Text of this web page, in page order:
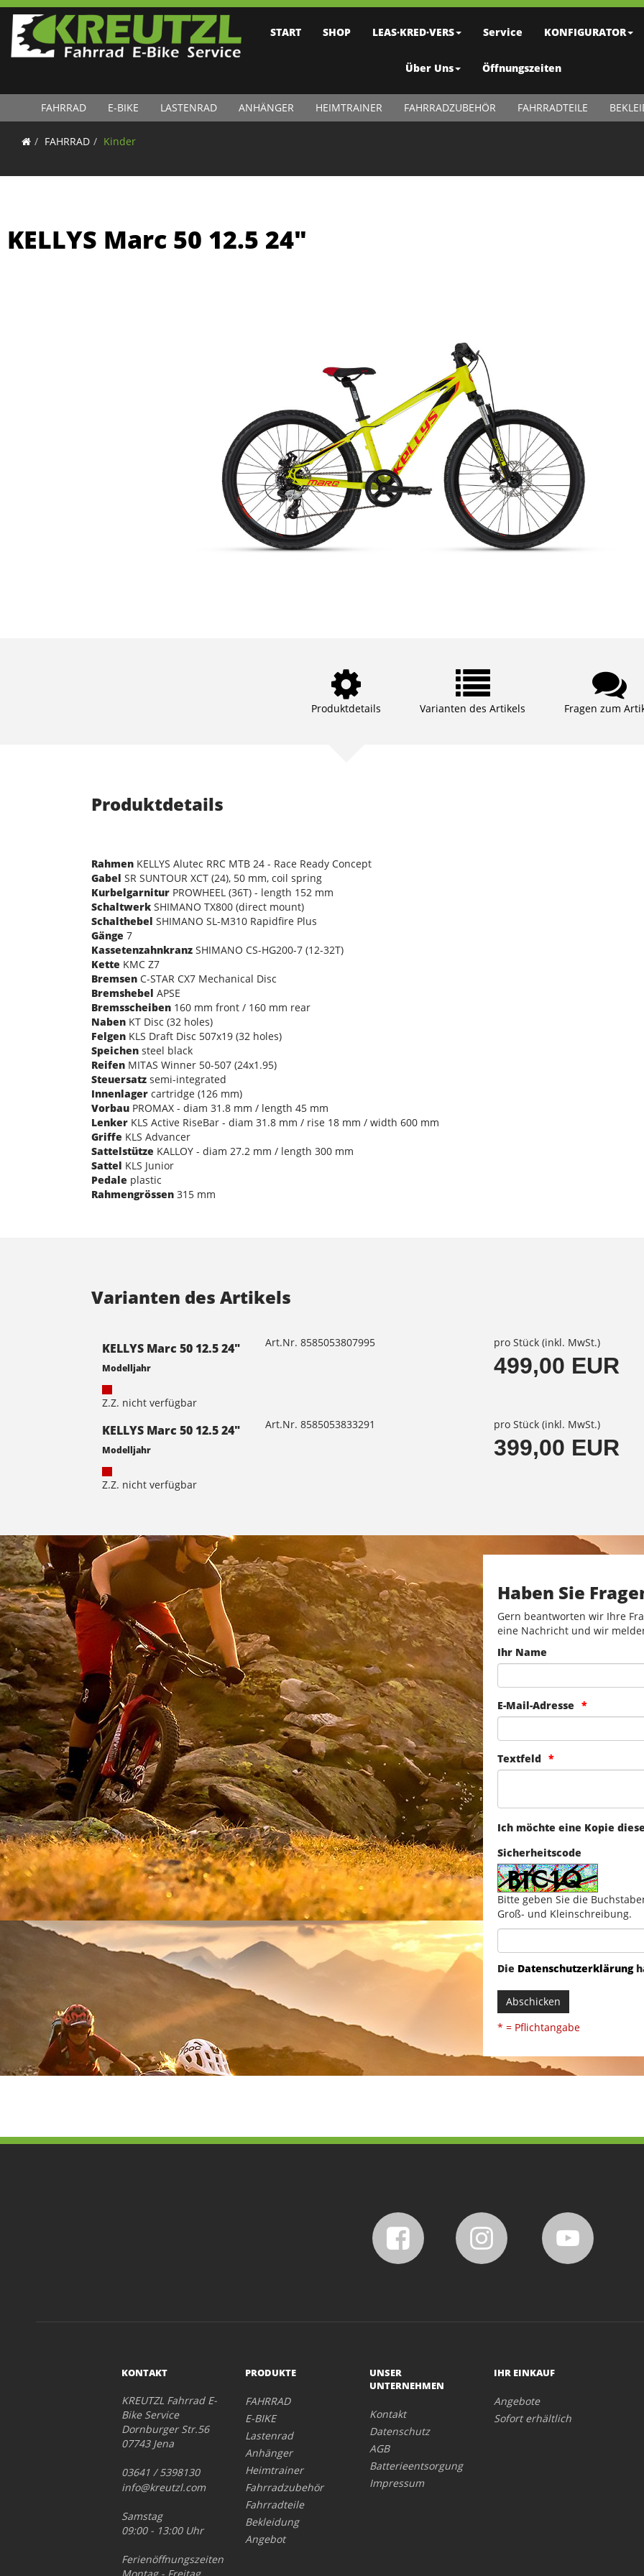
START SHOP LEAS·KRED·VERS Service KONFIGURATOR
Über Uns Öffnungszeiten
FAHRRAD E-BIKE LASTENRAD ANHÄNGER HEIMTRAINER FAHRRADZUBEHÖR FAHRRADTEILE
FAHRRAD Kinder
KELLYS Marc 50 12.5 24"
Produktdetails Varianten des Artikels Fragen zum
Produktdetails
Rahmen KELLYS Alutec RRC MTB 24 - Race Ready Concept
Gabel SR SUNTOUR XCT (24), 50 mm, coil spring
Kurbelgarnitur PROWHEEL (36T) - length 152 mm
Schaltwerk SHIMANO TX800 (direct mount)
Schalthebel SHIMANO SL-M310 Rapidfire Plus
Gänge 7
Kassetenzahnkranz SHIMANO CS-HG200-7 (12-32T)
Kette KMC Z7
Bremsen C-STAR CX7 Mechanical Disc
Bremshebel APSE
Bremsscheiben 160 mm front / 160 mm rear
Naben KT Disc (32 holes)
Felgen KLS Draft Disc 507x19 (32 holes)
Speichen steel black
Reifen MITAS Winner 50-507 (24x1.95)
Steuersatz semi-integrated
Innenlager cartridge (126 mm)
Vorbau PROMAX - diam 31.8 mm / length 45 mm
Lenker KLS Active RiseBar - diam 31.8 mm / rise 18 mm / width 600 mm
Griffe KLS Advancer
Sattelstütze KALLOY - diam 27.2 mm / length 300 mm
Sattel KLS Junior
Pedale plastic
Rahmengrössen 315 mm
Varianten des Artikels
KELLYS Marc 50 12.5 24"
Modelljahr
Z.Z. nicht verfügbar
Art.Nr. 8585053807995 pro Stück (inkl. MwSt.)
499,00 EUR
KELLYS Marc 50 12.5 24"
Modelljahr
Z.Z. nicht verfügbar
Art.Nr. 8585053833291 pro Stück (inkl. MwSt.)
399,00 EUR
Haben Sie
Gern beantworten wir Ihre
eine Nachricht und wir
Ihr Name
E-Mail-Adresse
Textfeld
Ich möchte eine Kopie
Sicherheitscode
Bitte geben Sie die
Groß- und Kleinschreibung.
Die Datenschutzerklärung
Abschicken
* = Pflichtangabe
KONTAKT
KREUTZL Fahrrad E-
Bike Service
Dornburger Str.56
07743 Jena
03641 / 5398130
info@kreutzl.com
Samstag
09:00 - 13:00 Uhr
Ferienöffnungszeiten
Montag - Freitag
PRODUKTE
FAHRRAD
E-BIKE
Lastenrad
Anhänger
Heimtrainer
Fahrradzubehör
Fahrradteile
Bekleidung
Angebot
UNSER
UNTERNEHMEN
Kontakt
Datenschutz
AGB
Batterieentsorgung
Impressum
IHR EINKAUF
Angebote
Sofort erhältlich